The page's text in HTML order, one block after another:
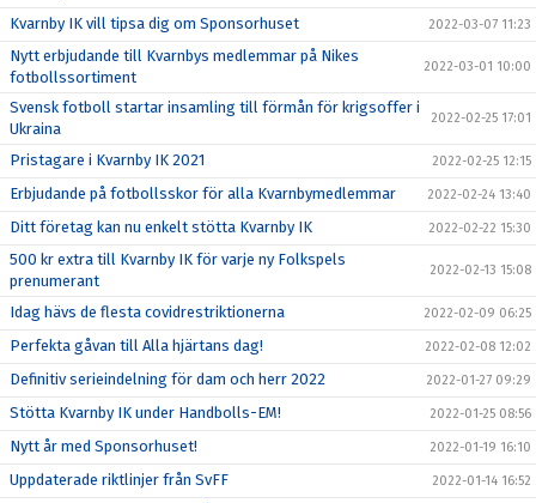
Kvarnby IK vill tipsa dig om Sponsorhuset 2022-03-07 11:23
Nytt erbjudande till Kvarnbys medlemmar på Nikes
fotbollssortiment
2022-03-01 10:00
Svensk fotboll startar insamling till förmån för krigsoffer i
Ukraina
2022-02-25 17:01
Pristagare i Kvarnby IK 2021 2022-02-25 12:15
Erbjudande på fotbollsskor för alla Kvarnbymedlemmar 2022-02-24 13:40
Ditt företag kan nu enkelt stötta Kvarnby IK 2022-02-22 15:30
500 kr extra till Kvarnby IK för varje ny Folkspels
prenumerant
2022-02-13 15:08
Idag hävs de flesta covidrestriktionerna 2022-02-09 06:25
Perfekta gåvan till Alla hjärtans dag! 2022-02-08 12:02
Definitiv serieindelning för dam och herr 2022 2022-01-27 09:29
Stötta Kvarnby IK under Handbolls-EM! 2022-01-25 08:56
Nytt år med Sponsorhuset! 2022-01-19 16:10
Uppdaterade riktlinjer från SvFF 2022-01-14 16:52